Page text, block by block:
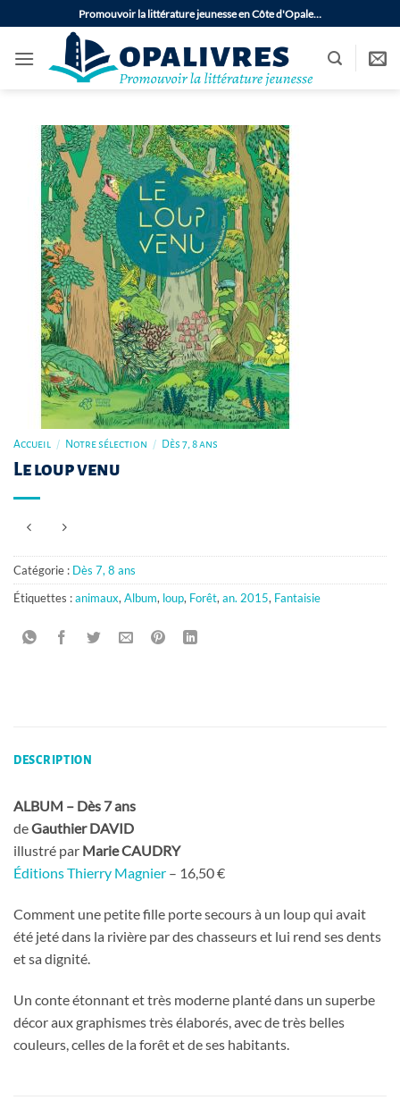
au
contenu
Promouvoir la littérature jeunesse en Côte d'Opale…
Accueil / Notre sélection / Dès 7, 8 ans
Le loup venu
Catégorie : Dès 7, 8 ans
Étiquettes :animaux,Album, loup, Forêt,an. 2015, Fantaisie
DESCRIPTION
ALBUM – Dès 7 ans
deGauthier DAVID
illustré par Marie CAUDRY
Éditions Thierry Magnier – 16,50 €
Comment une petite fille porte secours à un loup qui avait
été jeté dans la rivière par des chasseurs et lui rend ses dents
et sa dignité.
Un conte étonnant et très moderne planté dans un superbe
décor aux graphismes très élaborés, avec de très belles
couleurs, celles de la forêt et de ses habitants.